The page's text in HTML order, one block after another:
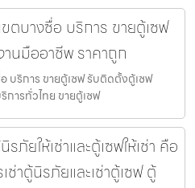
ตบางซื่อ บริการ ขายตู้เซฟ
นมืออาชีพ ราคาถูก
บริการ ขายตู้เซฟ รับติดตั้งตู้เซฟ
ารทั่วไทย ขายตู้เซฟ
ยให้เช่าและตู้เซฟให้เช่า คือ
าตู้นิรภัยและเช่าตู้เซฟ ตู้